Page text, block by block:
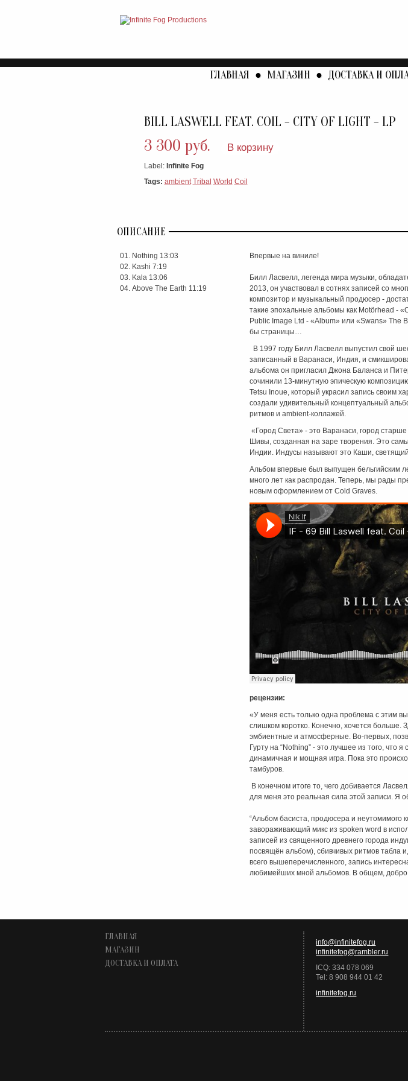
ГЛАВНАЯ ● МАГАЗИН ● ДОСТАВКА И
BILL LASWELL FEAT. COIL - CITY OF LIGHT - LP
3 300 руб. В корзину
Label: Infinite Fog
Tags: ambient Tribal World Coil
ОПИСАНИЕ
Nothing 13:03
Kashi 7:19
Kala 13:06
Above The Earth 11:19
Впервые на виниле!
Билл Ласвелл, легенда мира музыки,
2013, он участвовал в сотнях записей со
композитор и музыкальный продюсер -
такие эпохальные альбомы как Motörhead -
Public Image Ltd - «Album» или «Swans» The
бы страницы…
В 1997 году Билл Ласвелл выпустил свой
записанный в Варанаси, Индия, и
альбома он пригласил Джона Баланса и
сочинили 13-минутную эпическую
Tetsu Inoue, который украсил запись своим
создали удивительный концептуальный
ритмов и ambient-коллажей.
«Город Света» - это Варанаси, город
Шивы, созданная на заре творения. Это
Индии. Индусы называют это Каши,
Альбом впервые был выпущен бельгийским
много лет как распродан. Теперь, мы рады
новым оформлением от Cold Graves.
рецензии:
«У меня есть только одна проблема с этим
слишком коротко. Конечно, хочется больше.
эмбиентные и атмосферные. Во-первых,
Гурту на “Nothing” - это лучшее из того, что
динамичная и мощная игра. Пока это
тамбуров.
В конечном итоге то, чего добивается
для меня это реальная сила этой записи. Я
“Альбом басиста, продюсера и неутомимого
завораживающий микс из spoken word в
записей из священного древнего города
посвящён альбом), сбивчивых ритмов табла
всего вышеперечисленного, запись
любимейших мной альбомов. В общем, добро
ГЛАВНАЯ
МАГАЗИН
ДОСТАВКА И ОПЛАТА
info@infinitefog.ru
infinitefog@rambler.ru
ICQ: 334 078 069
Tel: 8 908 944 01 42
infinitefog.ru